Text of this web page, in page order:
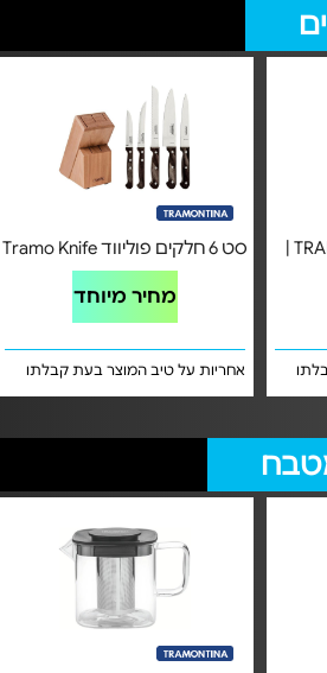
סט 6 חלקים פוליווד Tramo Knife
מחיר מיוחד
אחריות על טיב המוצר בעת קבלתו